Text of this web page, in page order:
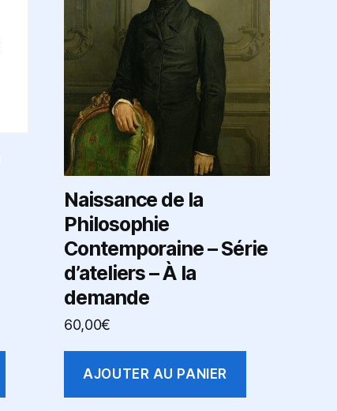
Naissance de la
Philosophie
Contemporaine – Série
d’ateliers – À la
demande
60,00€
AJOUTER AU PANIER